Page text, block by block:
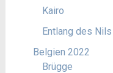
Kairo
Entlang des Nils
Belgien 2022
Brügge